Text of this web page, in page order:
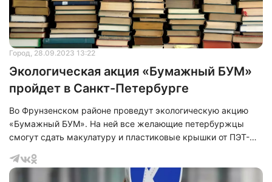
Город, 28.09.2023 13:22
Экологическая акция «Бумажный БУМ»
пройдет в Санкт-Петербурге
Во Фрунзенском районе проведут экологическую акцию
«Бумажный БУМ». На ней все желающие петербуржцы
смогут сдать макулатуру и пластиковые крышки от ПЭТ-